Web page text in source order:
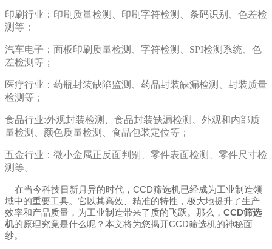
印刷行业：印刷质量检测、印刷字符检测、条码识别、色差检
测等；
汽车电子：面板印刷质量检测、字符检测、SPI检测系统、色
差检测等；
医疗行业：药瓶封装缺陷监测、药品封装缺漏检测、封装质量
检测等；
食品行业:外观封装检测、食品封装缺漏检测、外观和内部质
量检测、颜色质量检测、食品包装定位等；
五金行业：微小金属正反面判别、零件表面检测、零件尺寸检
测等。
在当今科技日新月异的时代，CCD筛选机已经成为工业制造领
域中的重要工具。它以其高效、精准的特性，极大地提升了生产
效率和产品质量，为工业制造带来了质的飞跃。那么， CCD筛选
机的原理究竟是什么呢？本文将为您揭开CCD筛选机的神秘面
纱。